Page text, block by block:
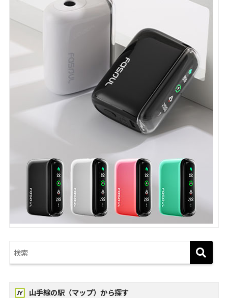
山手線の駅（マップ）から探す